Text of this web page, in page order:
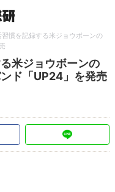
慣を記録する米ジョウボーンの
米ジョウボーンの
ド「UP24」を発売